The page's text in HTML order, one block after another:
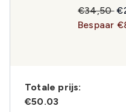
€34,50
Bespaar
Totale prijs:
€50.03